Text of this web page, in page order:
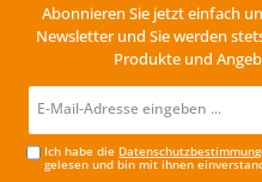
Abonnieren Sie jetzt einfach
Newsletter und Sie werden
Produkte und
Mail-
Ich habe die
gelesen und bin mit ihnen